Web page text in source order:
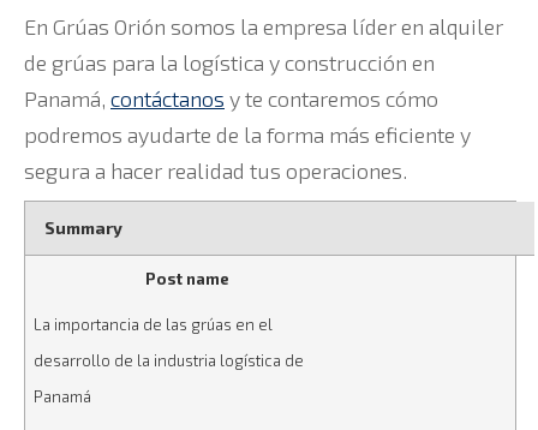
En Grúas Orión somos la empresa líder en alquiler
de grúas para la logística y construcción en
Panamá, contáctanos y te contaremos cómo
podremos ayudarte de la forma más eficiente y
segura a hacer realidad tus operaciones.
Summary
Post name
La importancia de las grúas en el
desarrollo de la industria logística de
Panamá